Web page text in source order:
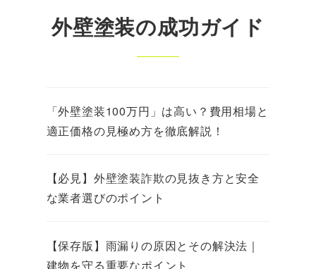
外壁塗装の成功ガイド
「外壁塗装100万円」は高い？費用相場と
適正価格の見極め方を徹底解説！
【必見】外壁塗装詐欺の見抜き方と安全
な業者選びのポイント
【保存版】雨漏りの原因とその解決法｜
建物を守る重要なポイント